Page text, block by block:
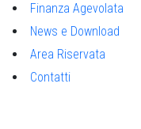
Finanza Agevolata
News e Download
Area Riservata
Contatti